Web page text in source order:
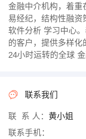
金融中介机构，着重
易经纪，结构性融资
软件分析 学习中心
的客户，提供多样
24小时运转的全球 金
联系我们
联 系 人： 黄小姐
联系手机：